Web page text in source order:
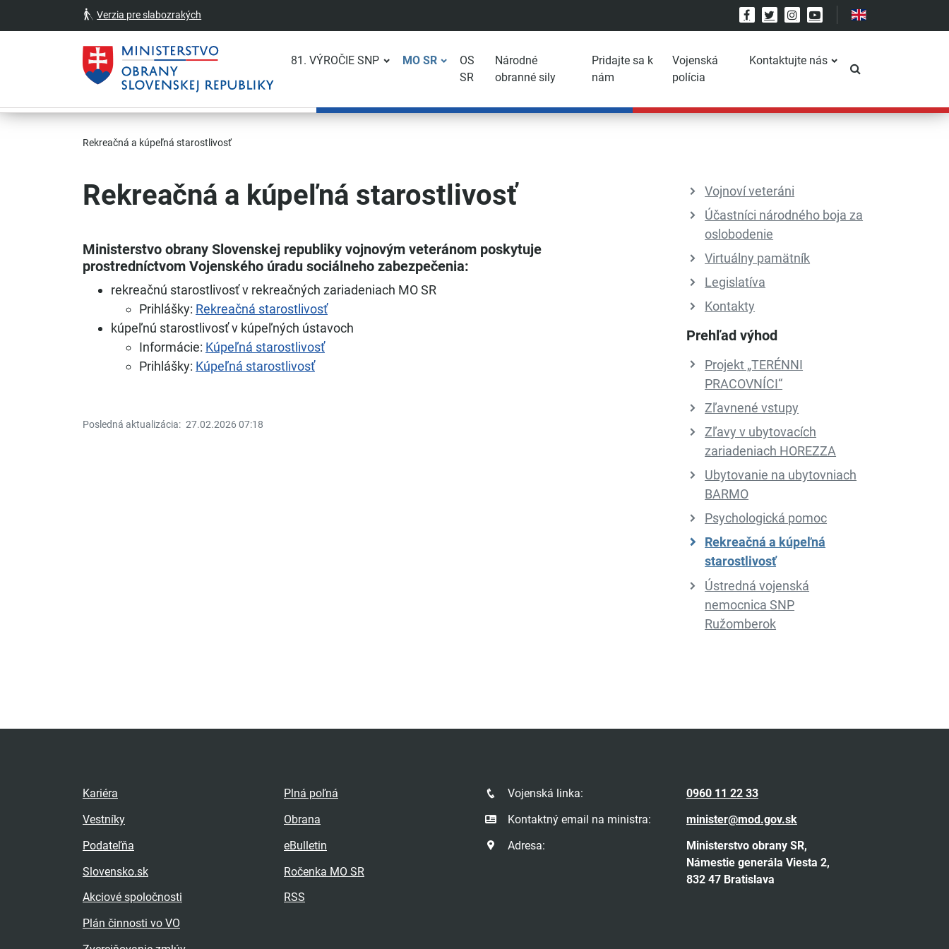
Skočiť na hlavnú navigáciu
Skočiť na obsah
Skočiť na bočný panel
Skočiť na pätičku
Kontakt
Prehlásenie o prístupnosti
Verzia pre slabozrakých FacebookTwitterInstagram
YouTube
81. VÝROČIE SNP MO SR
OS
SR
Národné
obranné sily
Pridajte sa k
nám
Vojenská
polícia
Kontaktujte nás
Rekreačná a kúpeľná starostlivosť
Rekreačná a kúpeľná starostlivosť
Ministerstvo obrany Slovenskej republiky vojnovým veteránom poskytuje
prostredníctvom Vojenského úradu sociálneho zabezpečenia:
rekreačnú starostlivosť v rekreačných zariadeniach MO SR
Prihlášky: Rekreačná starostlivosť
kúpeľnú starostlivosť v kúpeľných ústavoch
Informácie: Kúpeľná starostlivosť
Prihlášky: Kúpeľná starostlivosť
Posledná aktualizácia: 27.02.2026 07:18
Vojnoví veteráni
Účastníci národného boja za
oslobodenie
Virtuálny pamätník
Legislatíva
Kontakty
Prehľad výhod
Projekt „TERÉNNI
PRACOVNÍCI“
Zľavnené vstupy
Zľavy v ubytovacích
zariadeniach HOREZZA
Ubytovanie na ubytovniach
BARMO
Psychologická pomoc
Rekreačná a kúpeľná
starostlivosť
Ústredná vojenská
nemocnica SNP
Ružomberok
Kariéra
Vestníky
Podateľňa
Slovensko.sk
Akciové spoločnosti
Plán činnosti vo VO
Plná poľná
Obrana
eBulletin
Ročenka MO SR
RSS
Vojenská linka:
0960 11 22 33
Kontaktný email na ministra:
minister@mod.gov.sk
Adresa:
Ministerstvo obrany SR,
Námestie generála Viesta 2,
832 47 Bratislava